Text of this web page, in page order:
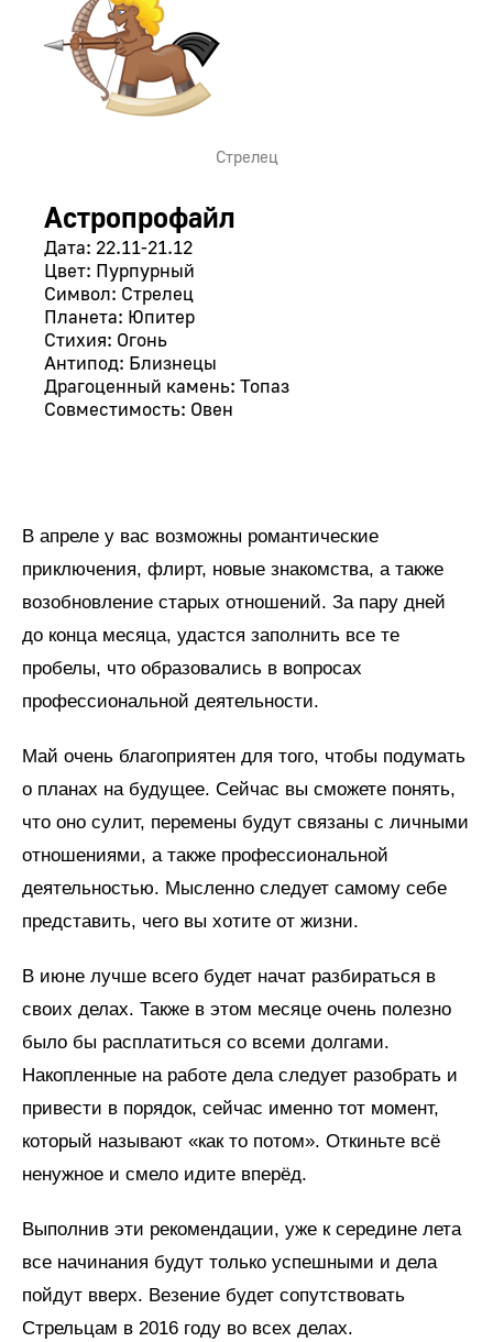
Стрелец
Астропрофайл
Дата: 22.11-21.12
Цвет: Пурпурный
Символ: Стрелец
Планета: Юпитер
Стихия: Огонь
Антипод: Близнецы
Драгоценный камень: Топаз
Совместимость: Овен
В апреле у вас возможны романтические
приключения, флирт, новые знакомства, а также
возобновление старых отношений. За пару дней
до конца месяца, удастся заполнить все те
пробелы, что образовались в вопросах
профессиональной деятельности.
Май очень благоприятен для того, чтобы подумать
о планах на будущее. Сейчас вы сможете понять,
что оно сулит, перемены будут связаны с личными
отношениями, а также профессиональной
деятельностью. Мысленно следует самому себе
представить, чего вы хотите от жизни.
В июне лучше всего будет начат разбираться в
своих делах. Также в этом месяце очень полезно
было бы расплатиться со всеми долгами.
Накопленные на работе дела следует разобрать и
привести в порядок, сейчас именно тот момент,
который называют «как то потом». Откиньте всё
ненужное и смело идите вперёд.
Выполнив эти рекомендации, уже к середине лета
все начинания будут только успешными и дела
пойдут вверх. Везение будет сопутствовать
Стрельцам в 2016 году во всех делах.